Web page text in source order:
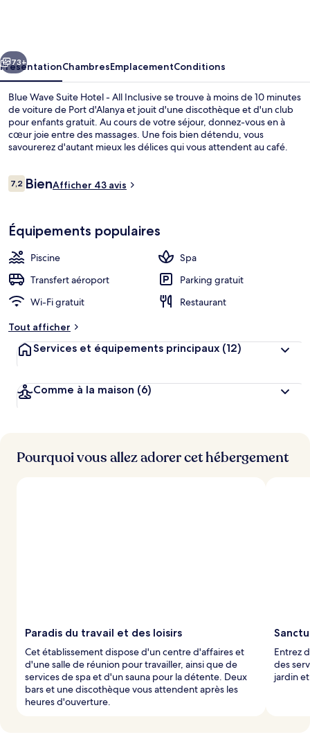
-
All
Inclusive
Suivant
73+
PrésentationChambresEmplacementConditions
Blue Wave Suite Hotel - All Inclusive se trouve à moins de 10 minutes
de voiture de Port d'Alanya et jouit d'une discothèque et d'un club
pour enfants gratuit. Au cours de votre séjour, donnez-vous en à
cœur joie entre des massages. Une fois bien détendu, vous
savourerez d'autant mieux les délices qui vous attendent au café.
Avis
voyageurs
7,27,2 sur 10
BienAfficher 43 avis
Équipements populaires
Piscine
Spa
Transfert aéroport
Parking gratuit
Wi-Fi gratuit
Restaurant
Tout afficher
Services et équipements principaux (12)
Comme à la maison (6)
Pourquoi vous allez adorer cet hébergement
Paradis du travail et des loisirs
Cet établissement dispose d'un centre d'affaires et
d'une salle de réunion pour travailler, ainsi que de
services de spa et d'un sauna pour la détente. Deux
bars et une discothèque vous attendent après les
heures d'ouverture.
Entrez
des
jardin